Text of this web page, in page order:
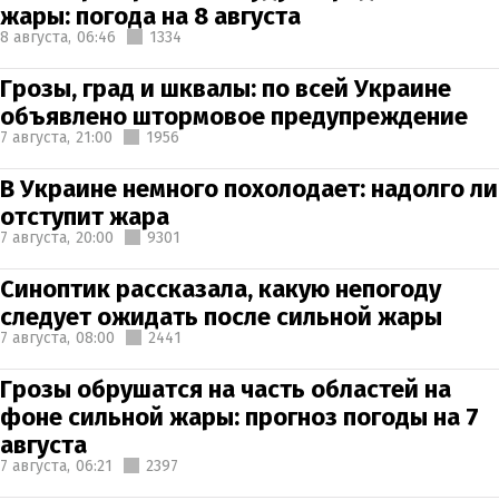
жары: погода на 8 августа
8 августа, 06:46 1334
Грозы, град и шквалы: по всей Украине
объявлено штормовое предупреждение
7 августа, 21:00 1956
В Украине немного похолодает: надолго ли
отступит жара
7 августа, 20:00 9301
Синоптик рассказала, какую непогоду
следует ожидать после сильной жары
7 августа, 08:00 2441
Грозы обрушатся на часть областей на
фоне сильной жары: прогноз погоды на 7
августа
7 августа, 06:21 2397